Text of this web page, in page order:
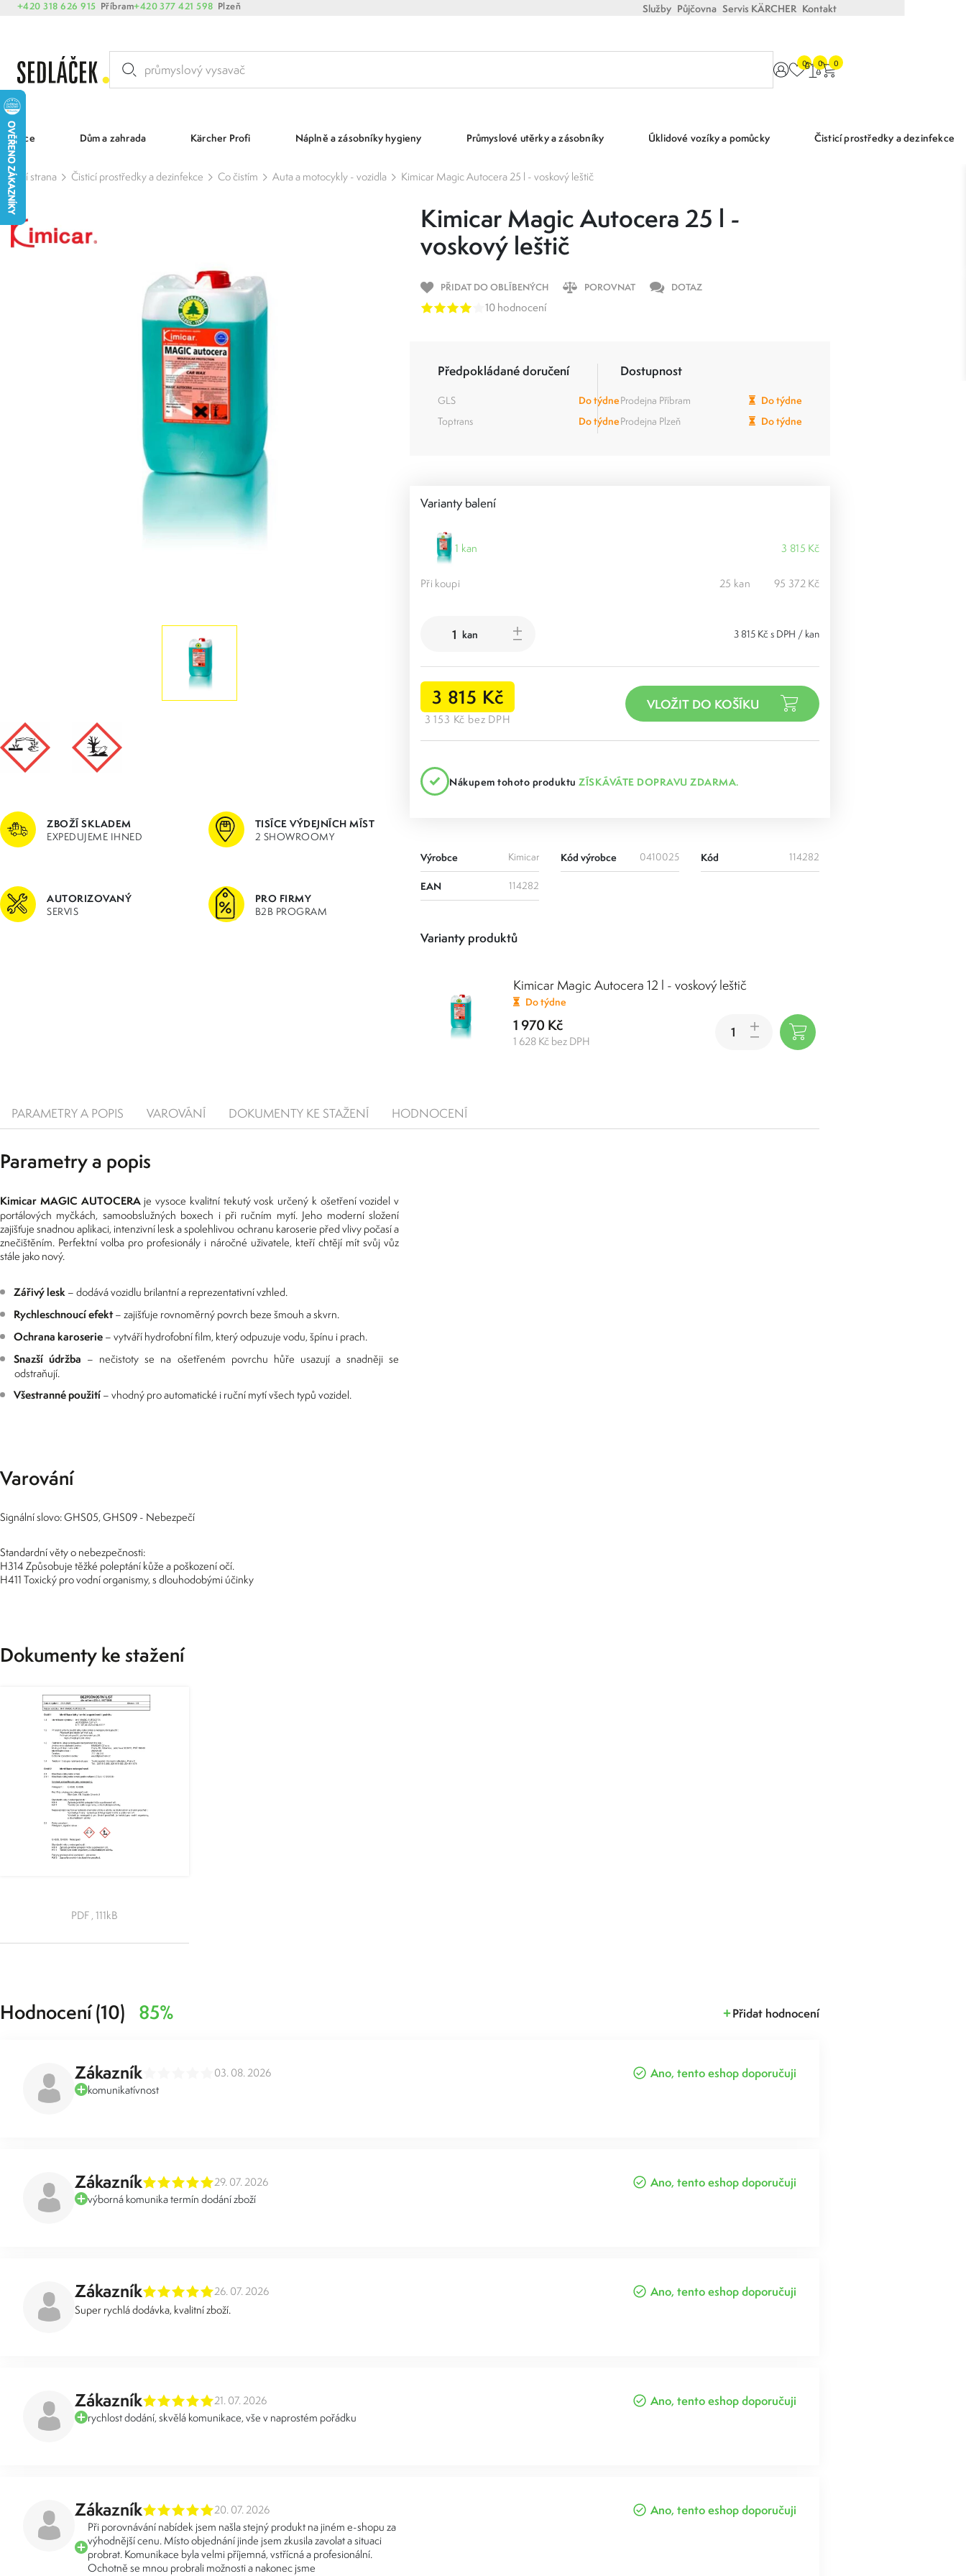
+420 318 626 915 Příbram+420 377 421 598 Plzeň Služby Půjčovna Servis KÄRCHER Kontakt
0 0 0
Akce Dům a zahrada Kärcher Profi Náplně a zásobníky hygieny Průmyslové utěrky a zásobníky Úklidové vozíky a pomůcky Čisticí prostředky a dezinfekce
Hlavní strana Čisticí prostředky a dezinfekce Co čistím Auta a motocykly - vozidla Kimicar Magic Autocera 25 l - voskový leštič
ZBOŽÍ SKLADEM
EXPEDUJEME IHNED
TISÍCE VÝDEJNÍCH MÍST
2 SHOWROOMY
AUTORIZOVANÝ
SERVIS
PRO FIRMY
B2B PROGRAM
Kimicar Magic Autocera 25 l -
voskový leštič
PŘIDAT DO OBLÍBENÝCH POROVNAT DOTAZ
10 hodnocení
Předpokládané doručení
GLS
Do týdne
Toptrans
Do týdne
Dostupnost
Prodejna Příbram
Do týdne
Prodejna Plzeň
Do týdne
Varianty balení
1 kan 3 815 Kč
Při koupi 25 kan 95 372 Kč
kan 3 815 Kč s DPH / kan
3 815 Kč
3 153 Kč bez DPH
Nákupem tohoto produktu ZÍSKÁVÁTE DOPRAVU ZDARMA.
Výrobce Kimicar Kód výrobce 0410025 Kód 114282
EAN 114282
Varianty produktů
Kimicar Magic Autocera 12 l - voskový leštič
Do týdne
1 970 Kč
1 628 Kč bez DPH
PARAMETRY A POPIS VAROVÁNÍ DOKUMENTY KE STAŽENÍ HODNOCENÍ
Parametry a popis
Kimicar MAGIC AUTOCERAje vysoce kvalitní tekutý vosk určený k ošetření vozidel v
portálových myčkách, samoobslužných boxech i při ručním mytí. Jeho moderní složení
zajišťuje snadnou aplikaci, intenzivní lesk a spolehlivou ochranu karoserie před vlivy počasí a
znečištěním. Perfektní volba pro profesionály i náročné uživatele, kteří chtějí mít svůj vůz
stále jako nový.
Zářivý lesk – dodává vozidlu brilantní a reprezentativní vzhled.
Rychleschnoucí efekt– zajišťuje rovnoměrný povrch beze šmouh a skvrn.
Ochrana karoserie – vytváří hydrofobní film, který odpuzuje vodu, špínu i prach.
Snazší údržba – nečistoty se na ošetřeném povrchu hůře usazují a snadněji se
odstraňují.
Všestranné použití – vhodný pro automatické i ruční mytí všech typů vozidel.
Varování
Signální slovo: GHS05, GHS09 - Nebezpečí
Standardní věty o nebezpečnosti:
H314 Způsobuje těžké poleptání kůže a poškození očí.
H411 Toxický pro vodní organismy, s dlouhodobými účinky
Dokumenty ke stažení
PDF , 111kB
Hodnocení (10) 85% Přidat hodnocení
Zákazník 03. 08. 2026 Ano, tento eshop doporučuji
komunikatívnost
Zákazník 29. 07. 2026 Ano, tento eshop doporučuji
výborná komunika termín dodání zboží
Zákazník 26. 07. 2026 Ano, tento eshop doporučuji
Super rychlá dodávka, kvalitní zboží.
Zákazník 21. 07. 2026 Ano, tento eshop doporučuji
rychlost dodání, skvělá komunikace, vše v naprostém pořádku
Zákazník 20. 07. 2026 Ano, tento eshop doporučuji
Při porovnávání nabídek jsem našla stejný produkt na jiném e-shopu za
výhodnější cenu. Místo objednání jinde jsem zkusila zavolat a situaci
probrat. Komunikace byla velmi příjemná, vstřícná a profesionální.
Ochotně se mnou probrali možnosti a nakonec jsme